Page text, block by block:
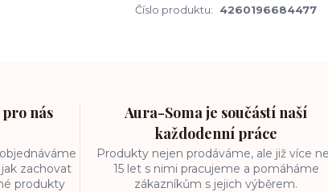
Číslo produktu: 4260196684477
nás
zachovat
produkty
Aura-Soma je součástí naší
každodenní práce
Produkty nejen prodáváme, ale již více
15 let s nimi pracujeme a pomáháme
zákazníkům s jejich výběrem.